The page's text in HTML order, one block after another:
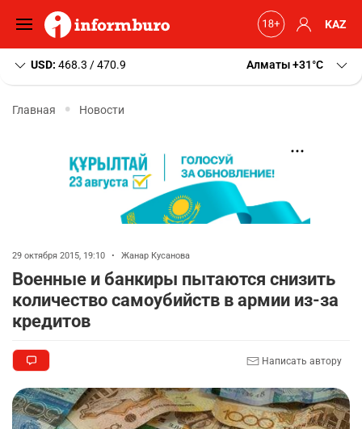
KAZ
USD: 468.3 / 470.9 Алматы+31 C
Главная Новости
29 октября 2015, 19:10 • Жанар Кусанова
Военные и банкиры пытаются снизить
количество самоубийств в армии из-за
кредитов
Написать автору